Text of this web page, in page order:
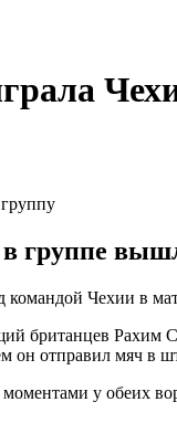
в группе
Чехии в
британцев
он отправил мяч в
у обеих